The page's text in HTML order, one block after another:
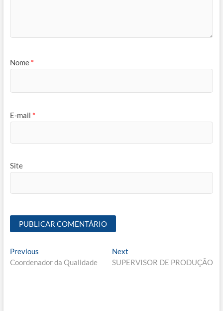
Nome *
E-mail *
Site
Navegação
de
PreviousPrevious
post:
Coordenador da Qualidade
Next
post:
SUPERVISOR DE PRODUÇÃO